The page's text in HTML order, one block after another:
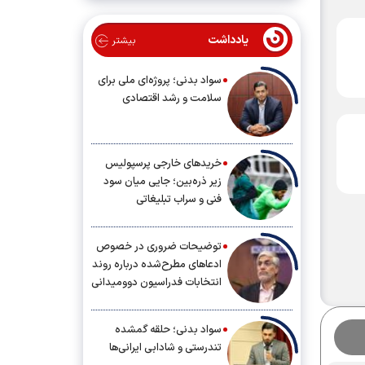
یادداشت بیشتر
سواد بدنی؛ پروژه‌ای ملی برای
سلامت و رشد اقتصادی
خریدهای خارجی پرسپولیس
زیر ذره‌بین؛ جایی میان سود
فنی و سراب تبلیغاتی
توضیحات ضروری در خصوص
ادعاهای مطرح‌شده درباره روند
انتخابات فدراسیون دوومیدانی
سواد بدنی؛ حلقه گمشده
تندرستی و شادابی ایرانی‌ها